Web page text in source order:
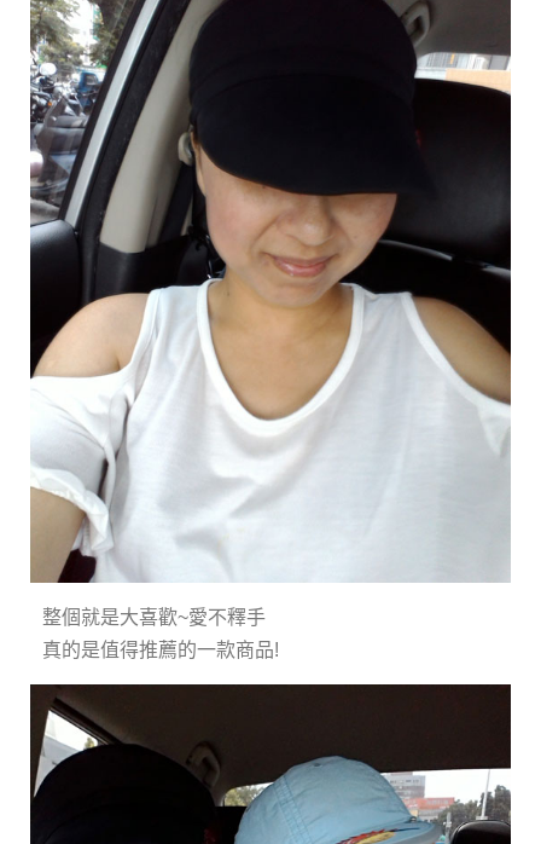
整個就是大喜歡~愛不釋手
真的是值得推薦的一款商品!